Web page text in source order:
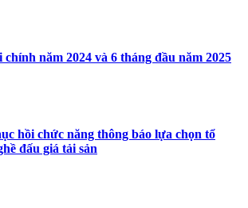
năm 2024 và 6 tháng đầu năm 2025
hồi chức năng thông báo lựa chọn tổ
đấu giá tải sản